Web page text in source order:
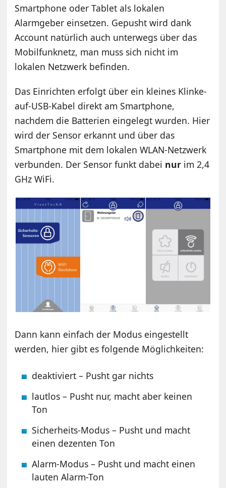
Smartphone oder Tablet als lokalen
Alarmgeber einsetzen. Gepusht wird dank
Account natürlich auch unterwegs über das
Mobilfunknetz, man muss sich nicht im
lokalen Netzwerk befinden.
Das Einrichten erfolgt über ein kleines Klinke-
auf-USB-Kabel direkt am Smartphone,
nachdem die Batterien eingelegt wurden. Hier
wird der Sensor erkannt und über das
Smartphone mit dem lokalen WLAN-Netzwerk
verbunden. Der Sensor funkt dabei nur im 2,4
GHz WiFi.
Dann kann einfach der Modus eingestellt
werden, hier gibt es folgende Möglichkeiten:
deaktiviert – Pusht gar nichts
lautlos – Pusht nur, macht aber keinen
Ton
Sicherheits-Modus – Pusht und macht
einen dezenten Ton
Alarm-Modus – Pusht und macht einen
lauten Alarm-Ton